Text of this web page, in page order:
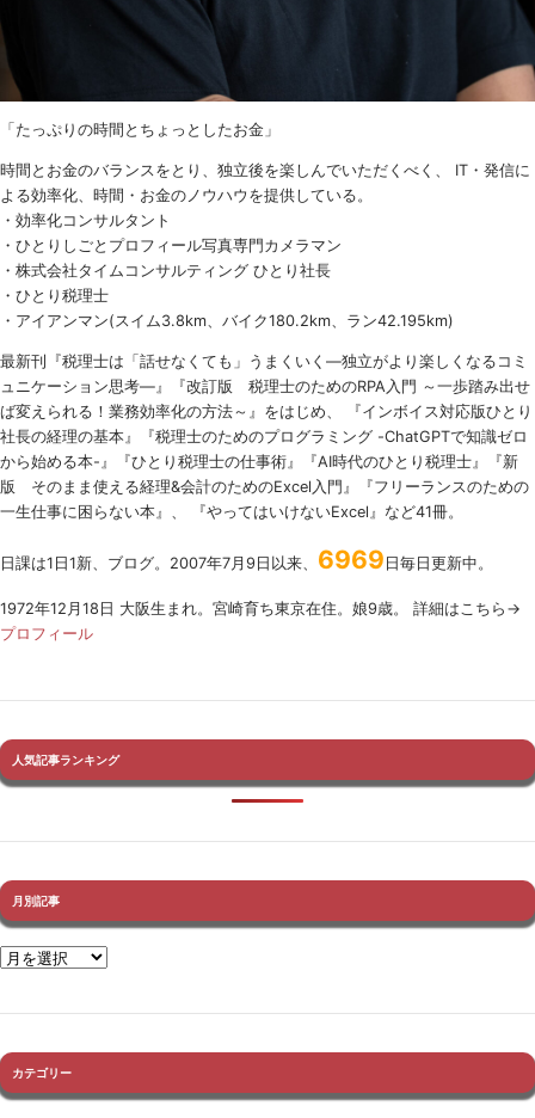
「たっぷりの時間とちょっとしたお金」
時間とお金のバランスをとり、独立後を楽しんでいただくべく、 IT・発信に
よる効率化、時間・お金のノウハウを提供している。
・効率化コンサルタント
・ひとりしごとプロフィール写真専門カメラマン
・株式会社タイムコンサルティング ひとり社長
・ひとり税理士
・アイアンマン(スイム3.8km、バイク180.2km、ラン42.195km)
最新刊『税理士は「話せなくても」うまくいく ―独立がより楽しくなるコミ
ュニケーション思考―』『改訂版 税理士のためのRPA 入門 ～一歩踏み出せ
ば変えられる！業務効率化の方法～』をはじめ、 『インボイス対応版ひとり
社長の経理の基本』『税理士のためのプログラミング -ChatGPTで知識ゼロ
から始める本-』『ひとり税理士の仕事術』『AI時代のひとり税理士』『新
版 そのまま使える経理&会計のためのExcel入門』『フリーランスのための
一生仕事に困らない本』、 『やってはいけないExcel』など41冊。
日課は1日1新、ブログ。2007年7月9日以来、 6969 日毎日更新中。
1972年12月18日 大阪生まれ。宮崎育ち東京在住。娘9歳。 詳細はこちら→
プロフィール
人気記事ランキング
月別記事
カテゴリー